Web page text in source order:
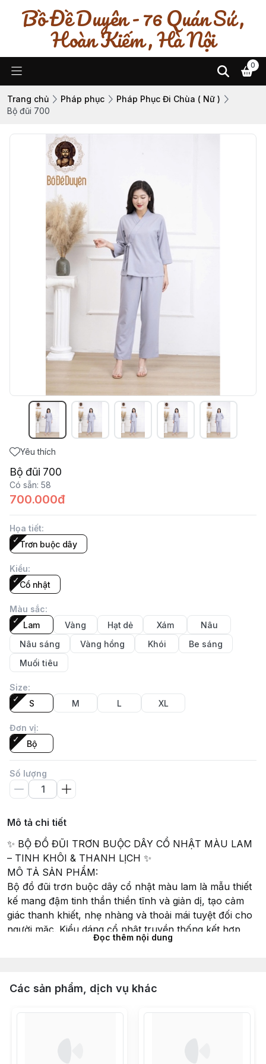
Bồ Đề Duyên - 76 Quán Sứ ,
Hoàn Kiếm , Hà Nội
0
Trang chủ Pháp phục
Pháp Phục Đi Chùa ( Nữ )
Bộ đũi 700
Yêu thích
Bộ đũi 700
Có sẵn: 58
700.000đ
Họa tiết:
Trơn buộc dây
Kiểu:
Cổ nhật
Màu sắc:
Lam
Vàng Hạt dẻ Xám
Nâu
Nâu sáng
Vàng hồng Khói
Be sáng
Muối tiêu
Size:
S
M L XL
Đơn vị:
Bộ
Số lượng
Mô tả chi tiết
✨ BỘ ĐỒ ĐŨI TRƠN BUỘC DÂY CỔ NHẬT MÀU LAM
– TINH KHÔI & THANH LỊCH ✨
MÔ TẢ SẢN PHẨM:
Bộ đồ đũi trơn buộc dây cổ nhật màu lam là mẫu thiết
kế mang đậm tinh thần thiền tĩnh và giản dị, tạo cảm
giác thanh khiết, nhẹ nhàng và thoải mái tuyệt đối cho
người mặc. Kiểu dáng cổ nhật truyền thống kết hợp
buộc dây tinh tế hai bên giúp tôn lên nét duyên dáng,
ĐẶC ĐIỂM NỔI BẬT:
Chất liệu: Vải đũi cao cấp tự nhiên, mềm nhẹ, mát mẻ,
Đọc thêm nội dung
Các sản phẩm, dịch vụ khác